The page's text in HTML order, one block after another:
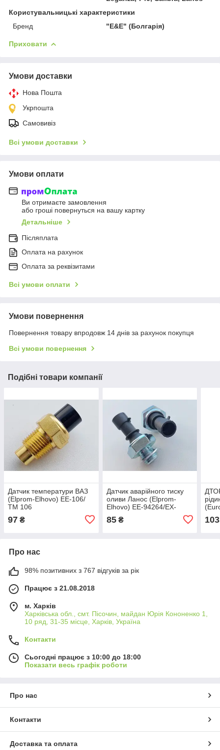
Користувальницькі характеристики
Бренд
"E&E" (Болгарія)
Приховати
Умови доставки
Нова Пошта
Укрпошта
Самовивіз
Всі умови доставки
Умови оплати
Ви отримаєте замовлення
або гроші повернуться на вашу картку
Детальніше
Післяплата
Оплата на рахунок
Оплата за реквізитами
Всі умови оплати
Умови повернення
Повернення товару впродовж 14 днів за рахунок покупця
Всі умови повернення
Подібні товари компанії
Датчик температури ВАЗ
(Elprom-Elhovo) ЕЕ-106/
ТМ 106
97 ₴
Датчик аварійного тиску
оливи Ланос (Elprom-
Elhovo) EE-94264/EX-
85₴ 103
Про нас
98% позитивних з 767 відгуків за рік
Працює з 21.08.2018
м. Харків
Харківська обл., смт. Пісочин, майдан Юрія Кононенко 1,
10 ряд, 31-35 місце, Харків, Україна
Контакти
Сьогодні працює з 10:00 до 18:00
Показати весь графік роботи
Про нас
Контакти
Доставка та оплата